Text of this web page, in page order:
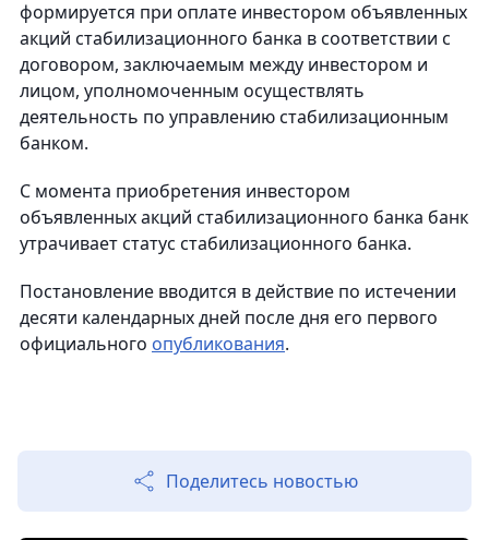
формируется при оплате инвестором объявленных
акций стабилизационного банка в соответствии с
договором, заключаемым между инвестором и
лицом, уполномоченным осуществлять
деятельность по управлению стабилизационным
банком.
С момента приобретения инвестором
объявленных акций стабилизационного банка банк
утрачивает статус стабилизационного банка.
Постановление вводится в действие по истечении
десяти календарных дней после дня его первого
официального опубликования.
Поделитесь новостью